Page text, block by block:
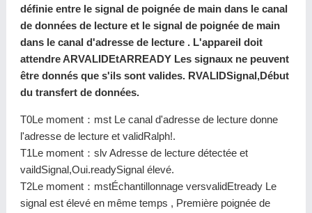
définie entre le signal de poignée de main dans le canal
de données de lecture et le signal de poignée de main
dans le canal d'adresse de lecture . L'appareil doit
attendre ARVALIDEtARREADY Les signaux ne peuvent
être donnés que s'ils sont valides. RVALIDSignal,Début
du transfert de données.
T0Le moment：mst Le canal d'adresse de lecture donne
l'adresse de lecture et validRalph!.
T1Le moment：slv Adresse de lecture détectée et
vaildSignal,Oui.readySignal élevé.
T2Le moment：mstÉchantillonnage versvalidEtready Le
signal est élevé en même temps , Première poignée de